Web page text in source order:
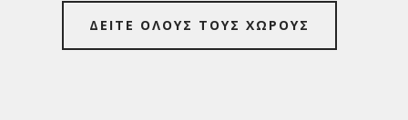
ΔΕΙΤΕ ΟΛΟΥΣ ΤΟΥΣ ΧΩΡΟΥΣ